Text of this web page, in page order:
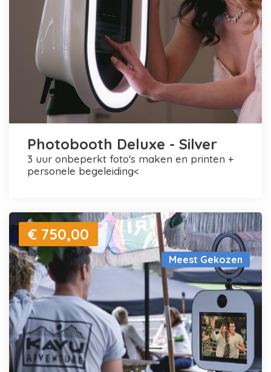
Photobooth Deluxe - Silver
3 uur onbeperkt foto's maken en printen +
personele begeleiding<
Meest Gekozen
€ 750,00